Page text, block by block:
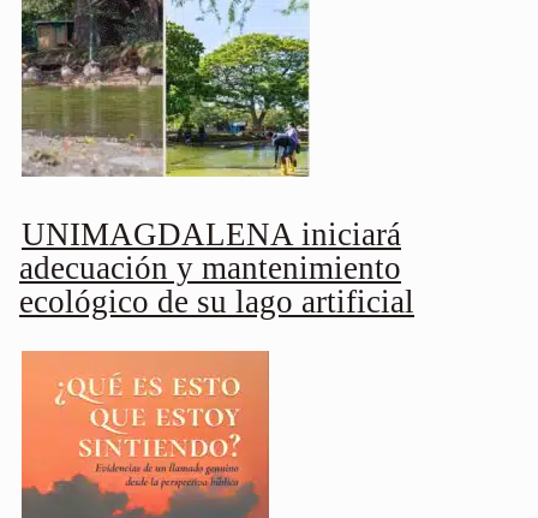
UNIMAGDALENA iniciará
adecuación y mantenimiento
ecológico de su lago artificial